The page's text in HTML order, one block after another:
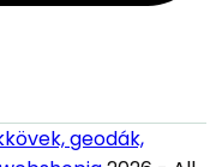
geodák,